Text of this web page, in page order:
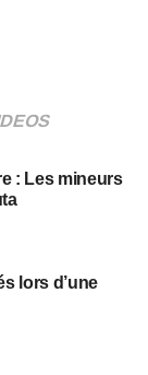
: Les mineurs
lors d’une